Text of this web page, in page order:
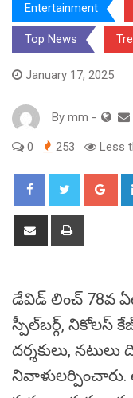
Entertainment
Top News
January 17, 2025
By mm -
0 253 Less
Share
డేవిడ్ లించ్ 78వ
స్పీల్‌బర్గ్, నికోలస్
దర్శకులు,